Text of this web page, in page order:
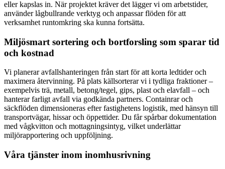
eller kapslas in. När projektet kräver det lägger vi om arbetstider,
använder lågbullrande verktyg och anpassar flöden för att
verksamhet runtomkring ska kunna fortsätta.
Miljösmart sortering och bortforsling som sparar tid
och kostnad
Vi planerar avfallshanteringen från start för att korta ledtider och
maximera återvinning. På plats källsorterar vi i tydliga fraktioner –
exempelvis trä, metall, betong/tegel, gips, plast och elavfall – och
hanterar farligt avfall via godkända partners. Containrar och
säckflöden dimensioneras efter fastighetens logistik, med hänsyn till
transportvägar, hissar och öppettider. Du får spårbar dokumentation
med vågkvitton och mottagningsintyg, vilket underlättar
miljörapportering och uppföljning.
Våra tjänster inom inomhusrivning